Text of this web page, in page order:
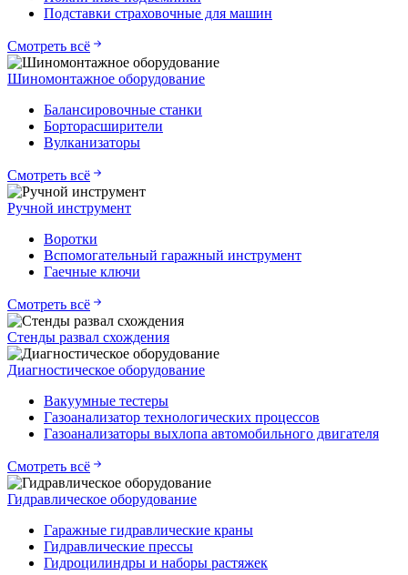
Подставки страховочные для машин
Смотреть всё
Шиномонтажное оборудование
Балансировочные станки
Борторасширители
Вулканизаторы
Смотреть всё
Ручной инструмент
Воротки
Вспомогательный гаражный инструмент
Гаечные ключи
Смотреть всё
Стенды развал схождения
Диагностическое оборудование
Вакуумные тестеры
Газоанализатор технологических процессов
Газоанализаторы выхлопа автомобильного двигателя
Смотреть всё
Гидравлическое оборудование
Гаражные гидравлические краны
Гидравлические прессы
Гидроцилиндры и наборы растяжек